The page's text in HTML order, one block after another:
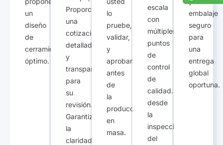
un
diseño
de
cerramiento
óptimo.
Proporcionamos
una
cotización
detallada
y
transparente
para
su
revisión.,
Garantizar
la
claridad
lo
pruebe,
validar,
y
aprobar
antes
de
la
producción
en
masa.
escala
con
múltiples
puntos
de
control
de
calidad.,
desde
la
inspección
del
embalaje
seguro
para
una
entrega
global
oportuna.